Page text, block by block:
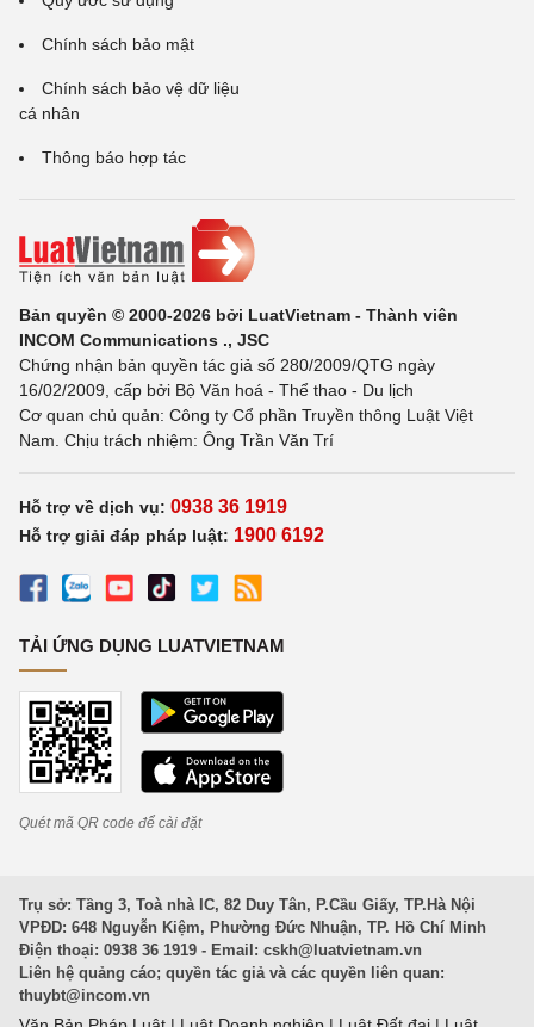
Chính sách bảo mật
Chính sách bảo vệ dữ liệu
cá nhân
Thông báo hợp tác
Bản quyền © 2000-2026 bởi LuatVietnam - Thành viên
INCOM Communications ., JSC
Chứng nhận bản quyền tác giả số 280/2009/QTG ngày
16/02/2009, cấp bởi Bộ Văn hoá - Thể thao - Du lịch
Cơ quan chủ quản: Công ty Cổ phần Truyền thông Luật Việt
Nam. Chịu trách nhiệm: Ông Trần Văn Trí
Hỗ trợ về dịch vụ: 0938 36 1919
Hỗ trợ giải đáp pháp luật: 1900 6192
TẢI ỨNG DỤNG LUATVIETNAM
Quét mã QR code để cài đặt
Trụ sở: Tầng 3, Toà nhà IC, 82 Duy Tân, P.Cầu Giấy, TP.Hà Nội
VPĐD: 648 Nguyễn Kiệm, Phường Đức Nhuận, TP. Hồ Chí Minh
Điện thoại: 0938 36 1919 - Email: cskh@luatvietnam.vn
Liên hệ quảng cáo; quyền tác giả và các quyền liên quan:
thuybt@incom.vn